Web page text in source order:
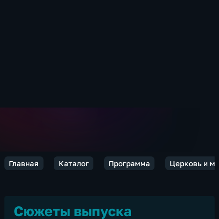
Главная Каталог Программа Церковь и
Сюжеты выпуска